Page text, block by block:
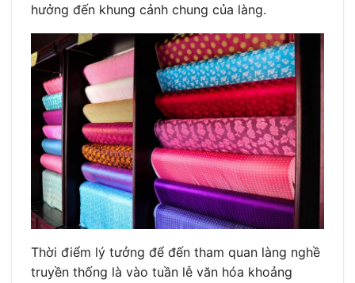
hưởng đến khung cảnh chung của làng.
Thời điểm lý tưởng để đến tham quan làng nghề
truyền thống là vào tuần lễ văn hóa khoảng